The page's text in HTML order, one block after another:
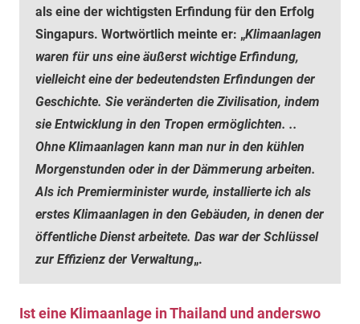
als eine der wichtigsten Erfindung für den Erfolg
Singapurs. Wortwörtlich meinte er: „Klimaanlagen
waren für uns eine äußerst wichtige Erfindung,
vielleicht eine der bedeutendsten Erfindungen der
Geschichte. Sie veränderten die Zivilisation, indem
sie Entwicklung in den Tropen ermöglichten. ..
Ohne Klimaanlagen kann man nur in den kühlen
Morgenstunden oder in der Dämmerung arbeiten.
Als ich Premierminister wurde, installierte ich als
erstes Klimaanlagen in den Gebäuden, in denen der
öffentliche Dienst arbeitete. Das war der Schlüssel
zur Effizienz der Verwaltung„.
Ist eine Klimaanlage in Thailand und anderswo